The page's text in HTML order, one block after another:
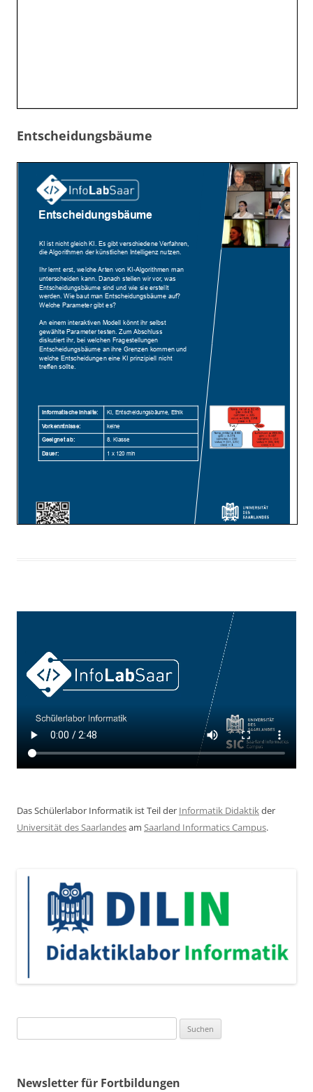
Entscheidungsbäume
Das Schülerlabor Informatik ist Teil der Informatik Didaktikder
Universität des Saarlandesam Saarland Informatics Campus.
nach:
Newsletter für Fortbildungen